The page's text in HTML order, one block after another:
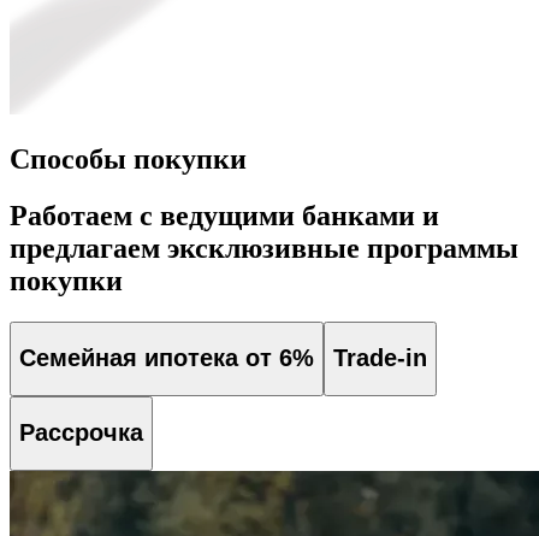
Способы покупки
Работаем с ведущими банками и
предлагаем эксклюзивные программы
покупки
Семейная ипотека от 6% Trade-in
Рассрочка